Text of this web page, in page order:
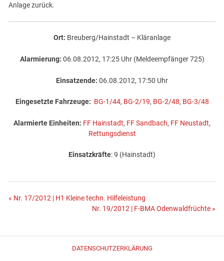
Anlage zurück.
Ort: Breuberg/Hainstadt – Kläranlage
Alarmierung: 06.08.2012, 17:25 Uhr (Meldeempfänger 725)
Einsatzende: 06.08.2012, 17:50 Uhr
Eingesetzte Fahrzeuge: BG-1/44, BG-2/19, BG-2/48, BG-3/48
Alarmierte Einheiten: FF Hainstadt, FF Sandbach, FF Neustadt,
Rettungsdienst
Einsatzkräfte: 9 (Hainstadt)
Beitragsnavigation
« Nr. 17/2012 | H1 Kleine techn. Hilfeleistung
Nr. 19/2012 | F-BMA Odenwaldfrüchte »
DATENSCHUTZERKLÄRUNG